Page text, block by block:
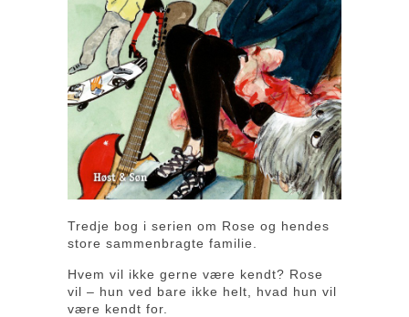
Tredje bog i serien om Rose og hendes
store sammenbragte familie.
Hvem vil ikke gerne være kendt? Rose
vil – hun ved bare ikke helt, hvad hun vil
være kendt for.